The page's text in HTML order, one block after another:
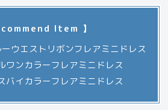
Item 】
ウエストリボンフレアミニドレス
ワンカラーフレアミニドレス
バイカラーフレアミニドレス